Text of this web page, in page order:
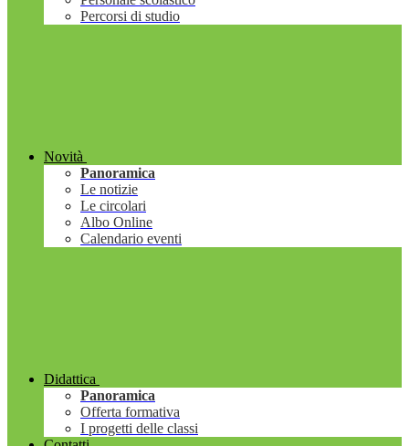
Percorsi di studio
Novità
Panoramica
Le notizie
Le circolari
Albo Online
Calendario eventi
Didattica
Panoramica
Offerta formativa
I progetti delle classi